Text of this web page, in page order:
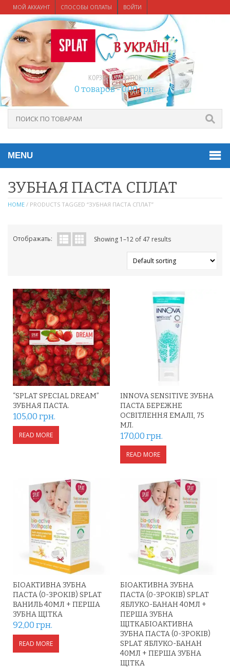
МОЙ АККАУНТ СПОСОБЫ ОПЛАТЫ ВОЙТИ
КОРЗИНА ПОКУПОК
0 товаров -0,00грн.
MENU
ЗУБНАЯ ПАСТА СПЛАТ
HOME / PRODUCTS TAGGED “ЗУБНАЯ ПАСТА СПЛАТ”
Отображать: Showing 1–12 of 47 results
“SPLAT SPECIAL DREAM”
ЗУБНАЯ ПАСТА.
105,00грн.
READ MORE
INNOVA SENSITIVE ЗУБНА
ПАСТА БЕРЕЖНЕ
ОСВІТЛЕННЯ ЕМАЛІ, 75
МЛ.
170,00грн.
READ MORE
БІОАКТИВНА ЗУБНА
ПАСТА (0-3РОКІВ) SPLAT
ВАНИЛЬ 40МЛ + ПЕРША
ЗУБНА ЩІТКА
92,00грн.
READ MORE
БІОАКТИВНА ЗУБНА
ПАСТА (0-3РОКІВ) SPLAT
ЯБЛУКО-БАНАН 40МЛ +
ПЕРША ЗУБНА
ЩІТКАБІОАКТИВНА
ЗУБНА ПАСТА (0-3РОКІВ)
SPLAT ЯБЛУКО-БАНАН
40МЛ + ПЕРША ЗУБНА
ЩІТКА